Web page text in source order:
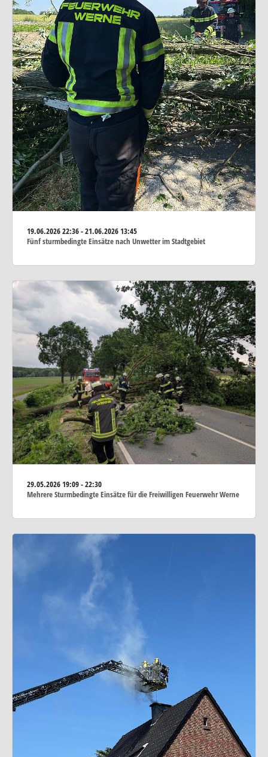
19.06.202622:36 - 21.06.2026 13:45
Fünf sturmbedingte Einsätze nach Unwetter im Stadtgebiet
29.05.202619:09 - 22:30
Mehrere Sturmbedingte Einsätze für die Freiwilligen Feuerwehr Werne